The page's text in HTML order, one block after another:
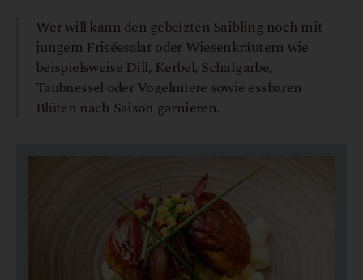
Wer will kann den gebeizten Saibling noch mit
jungem Friséesalat oder Wiesenkräutern wie
beispielsweise Dill, Kerbel, Schafgarbe,
Taubnessel oder Vogelmiere sowie essbaren
Blüten nach Saison garnieren.